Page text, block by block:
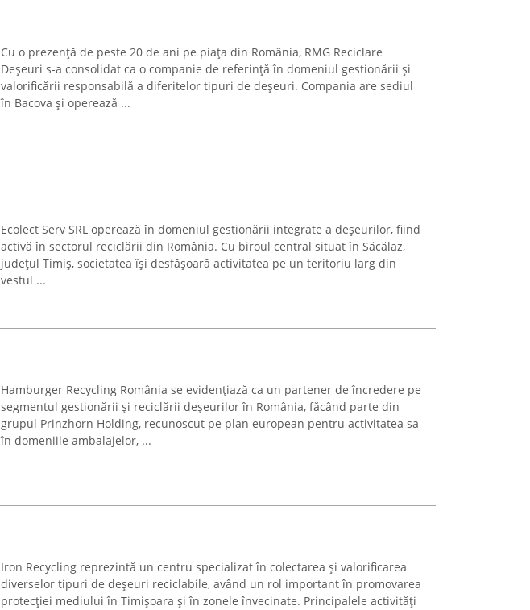
Cu o prezență de peste 20 de ani pe piața din România, RMG Reciclare
Deșeuri s-a consolidat ca o companie de referință în domeniul gestionării și
valorificării responsabilă a diferitelor tipuri de deșeuri. Compania are sediul
în Bacova și operează ...
Ecolect Serv SRL operează în domeniul gestionării integrate a deșeurilor, fiind
activă în sectorul reciclării din România. Cu biroul central situat în Săcălaz,
județul Timiș, societatea își desfășoară activitatea pe un teritoriu larg din
vestul ...
Hamburger Recycling România se evidențiază ca un partener de încredere pe
segmentul gestionării și reciclării deșeurilor în România, făcând parte din
grupul Prinzhorn Holding, recunoscut pe plan european pentru activitatea sa
în domeniile ambalajelor, ...
Iron Recycling reprezintă un centru specializat în colectarea și valorificarea
diverselor tipuri de deșeuri reciclabile, având un rol important în promovarea
protecției mediului în Timișoara și în zonele învecinate. Principalele activități